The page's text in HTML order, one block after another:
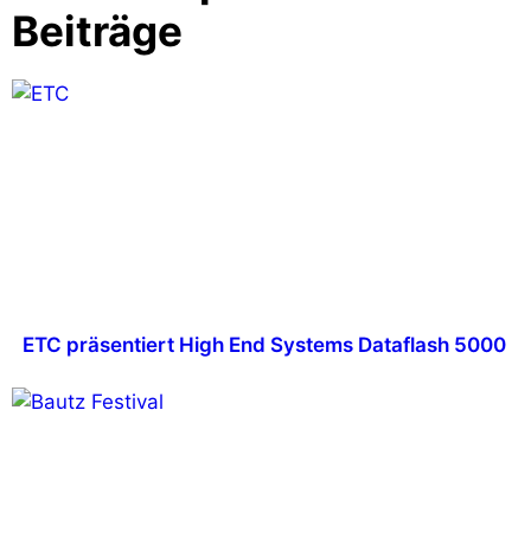
Beiträge
ETC präsentiert High End Systems Dataflash 5000